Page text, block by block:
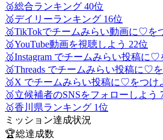
🥈総合ランキング 40位
🥈デイリーランキング 16位
🥈TikTokでチームみらい動画に♡を
🥈YouTube動画を視聴しよう 22位
🥈Instagram でチームみらい投稿に♡
🥈Threads でチームみらい投稿に♡
🥉X でチームみらい投稿に♡をつけ
🥉立候補者のSNSをフォローしよう
🥇香川県ランキング 1位
ミッション達成状況
🏆総達成数